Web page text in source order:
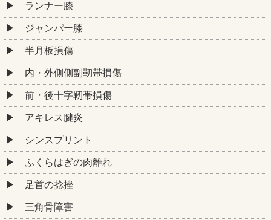
ランナー膝
ジャンパー膝
半月板損傷
内・外側側副靭帯損傷
前・後十字靭帯損傷
アキレス腱炎
シンスプリント
ふくらはぎの肉離れ
足首の捻挫
三角骨障害